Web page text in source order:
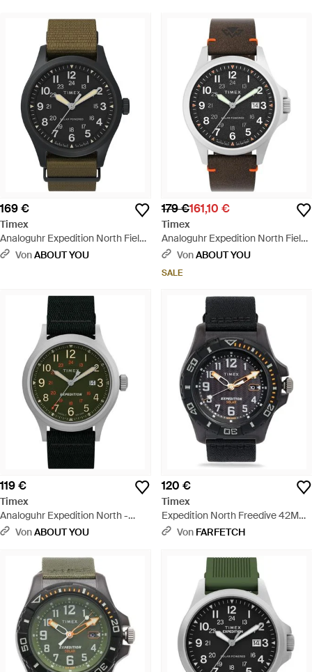
169 €
Timex
Analoguhr Expedition North Field
Post Solar - Schwarz
VonABOUT YOU
179 €161,10 €
Timex
Analoguhr Expedition North Field
Solar - Schwarz
VonABOUT YOU
SALE
119 €
Timex
Analoguhr Expedition North -
Schwarz
VonABOUT YOU
120 €
Timex
Expedition North Freedive 42Mm
- Schwarz
Von FARFETCH